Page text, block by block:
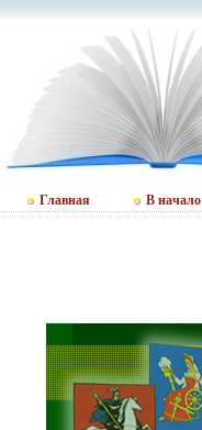
Главная В начало